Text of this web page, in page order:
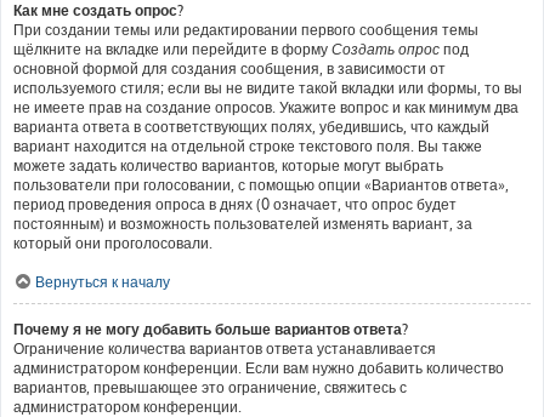
Как мне создать опрос?
При создании темы или редактировании первого сообщения темы
щёлкните на вкладке или перейдите в форму Создать опрос под
основной формой для создания сообщения, в зависимости от
используемого стиля; если вы не видите такой вкладки или формы, то вы
не имеете прав на создание опросов. Укажите вопрос и как минимум два
варианта ответа в соответствующих полях, убедившись, что каждый
вариант находится на отдельной строке текстового поля. Вы также
можете задать количество вариантов, которые могут выбрать
пользователи при голосовании, с помощью опции «Вариантов ответа»,
период проведения опроса в днях (0 означает, что опрос будет
постоянным) и возможность пользователей изменять вариант, за
который они проголосовали.
Вернуться к началу
Почему я не могу добавить больше вариантов ответа?
Ограничение количества вариантов ответа устанавливается
администратором конференции. Если вам нужно добавить количество
вариантов, превышающее это ограничение, свяжитесь с
администратором конференции.